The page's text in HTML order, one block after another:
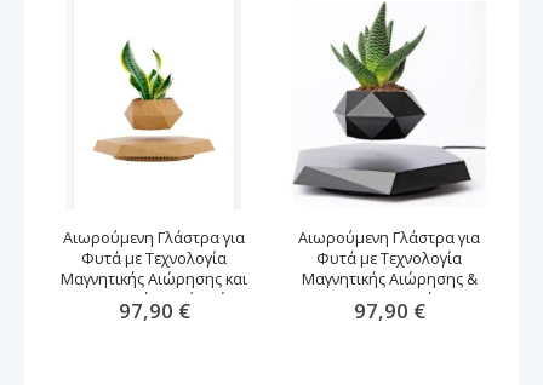
Αιωρούμενη Γλάστρα για
Φυτά με Τεχνολογία
Μαγνητικής Αιώρησης και
Περιστροφή -καφέ χρώμα
97,90 €
Αιωρούμενη Γλάστρα για
Φυτά με Τεχνολογία
Μαγνητικής Αιώρησης &
Περιστροφή
97,90 €